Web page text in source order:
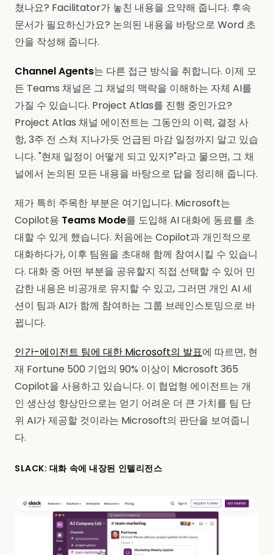
쳤나요? Facilitator가 놓친 내용을 요약해 줍니다. 후속
문서가 필요하신가요? 논의된 내용을 바탕으로 Word 초
안을 작성해 줍니다.
Channel Agents는 다른 접근 방식을 취합니다. 이제 모
든 Teams 채널은 그 채널의 맥락을 이해하는 자체 AI를
가질 수 있습니다. Project Atlas를 진행 중인가요?
Project Atlas 채널 에이전트는 그동안의 이력, 결정 사
항, 3주 전 스쳐 지나가듯 언급된 마감 일정까지 알고 있습
니다. "현재 일정이 어떻게 되고 있지?"라고 물으면, 그 채
널에서 논의된 모든 내용을 바탕으로 답을 정리해 줍니다.
제가 특히 주목한 부분은 여기입니다. Microsoft는
Copilot용 Teams Mode를 도입해 AI 대화에 동료를 초
대할 수 있게 했습니다. 처음에는 Copilot과 개인적으로
대화하다가, 이후 팀원을 초대해 함께 참여시킬 수 있습니
다. 대화 중 어떤 부분을 공유할지 직접 선택할 수 있어 민
감한 내용은 비공개로 유지할 수 있고, 그러면 개인 AI 세
션이 팀과 AI가 함께 참여하는 그룹 브레인스토밍으로 바
뀝니다.
인간-에이전트 팀에 대한 Microsoft의 발표에 따르면, 현
재 Fortune 500 기업의 90% 이상이 Microsoft 365
Copilot을 사용하고 있습니다. 이 협업형 에이전트는 개
인 생산성 향상만으로는 얻기 어려운 더 큰 가치를 팀 단
위 AI가 제공할 것이라는 Microsoft의 판단을 보여줍니
다.
SLACK: 대화 속에 내장된 인텔리전스